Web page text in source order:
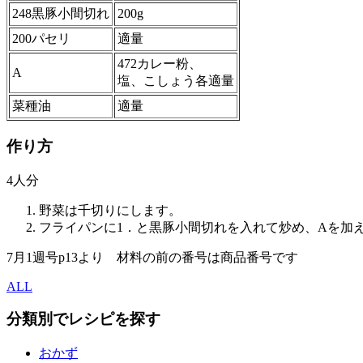
248黒豚小間切れ
200g
200パセリ
適量
A
472カレー粉、
塩、こしょう各適量
菜種油
適量
作り方
4人分
野菜は千切りにします。
フライパンに1．と黒豚小間切れを入れて炒め、Aを加
7月1週号p13より 材料の前の番号は商品番号です
ALL
分類別でレシピを探す
おかず